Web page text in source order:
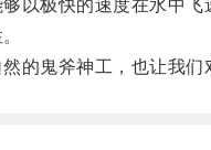
极快的速度在水中飞
鬼斧神工，也让我们